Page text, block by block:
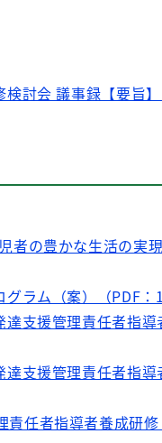
討会 議事録【要旨】
者の豊かな生活の実
ラム（案）（PDF：
支援管理責任者指
支援管理責任者指
任者指導者養成研修